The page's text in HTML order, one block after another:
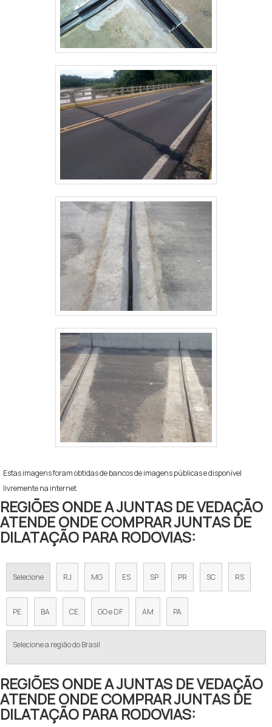
Estas imagens foram obtidas de bancos de imagens públicas e disponível
livremente na internet
REGIÕES ONDE A JUNTAS DE VEDAÇÃO
ATENDE ONDE COMPRAR JUNTAS DE
DILATAÇÃO PARA RODOVIAS:
Selecione RJ MG ES SP PR SC RS
PE BA CE GO e DF AM PA
Selecione a região do Brasil
REGIÕES ONDE A JUNTAS DE VEDAÇÃO
ATENDE ONDE COMPRAR JUNTAS DE
DILATAÇÃO PARA RODOVIAS: